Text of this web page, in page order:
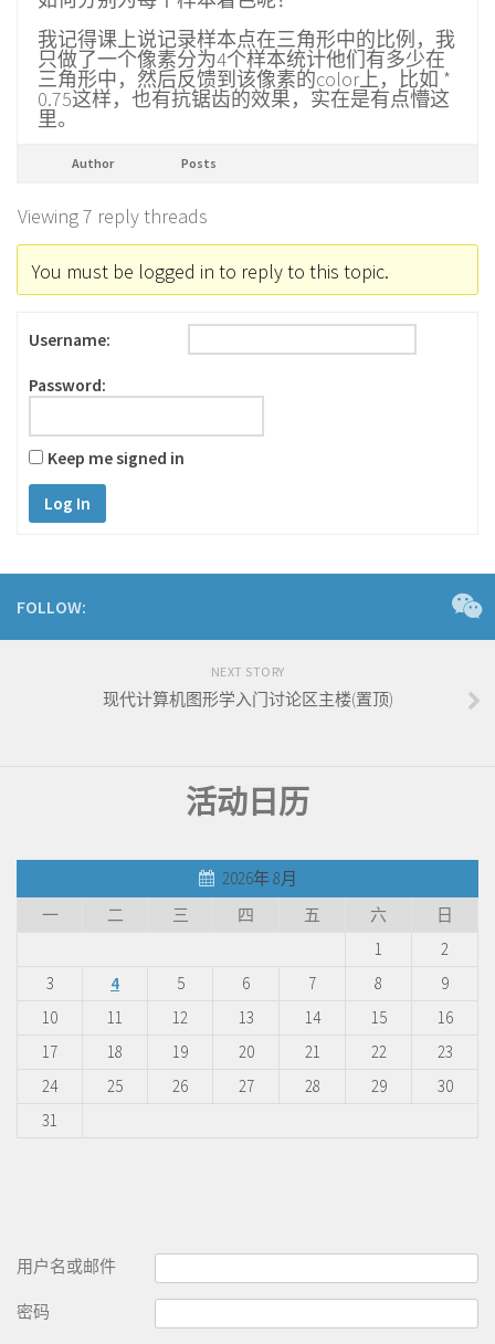
我记得课上说记录样本点在三角形中的比例，我
只做了一个像素分为4个样本统计他们有多少在
三角形中，然后反馈到该像素的color上，比如 *
0.75这样，也有抗锯齿的效果，实在是有点懵这
里。
Author Posts
Viewing 7 reply threads
You must be logged in to reply to this topic.
Username:
Password:
Keep me signed in
Log In
FOLLOW:
NEXT STORY
现代计算机图形学入门讨论区主楼(置顶)
活动日历
2026年 8月
一
二 三 四 五 六
日
1
2
3
4 5 6 7 8
9
10
11 12 13 14 15
16
17
18 19 20 21 22
23
24
25 26 27 28 29
30
31
用户名或邮件
密码